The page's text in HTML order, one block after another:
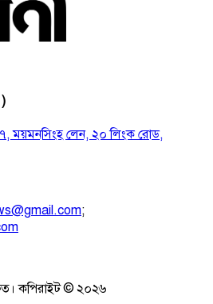
ময়মনসিংহ লেন, ২০ লিংক রোড,
;
কপিরাইট © ২০২৬